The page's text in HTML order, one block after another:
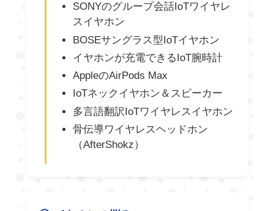
SONYのグループ会話IoTワイヤレ
スイヤホン
BOSEサングラス型IoTイヤホン
イヤホンが充電できるIoT腕時計
AppleのAirPods Max
IoTネックイヤホン＆スピーカー
多言語翻訳IoTワイヤレスイヤホン
骨伝導ワイヤレスヘッドホン
（AfterShokz）